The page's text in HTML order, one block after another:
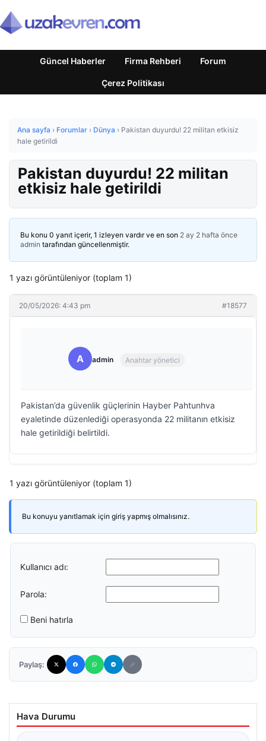
Güncel Haberler Firma Rehberi Forum
Çerez Politikası
Ana sayfa › Forumlar › Dünya › Pakistan duyurdu! 22 militan etkisiz
hale getirildi
Pakistan duyurdu! 22 militan
etkisiz hale getirildi
Bu konu 0 yanıt içerir, 1 izleyen vardır ve en son 2 ay 2 hafta önce
admin tarafından güncellenmiştir.
1 yazı görüntüleniyor (toplam 1)
20/05/2026: 4:43 pm #18577
A admin Anahtar yönetici
Pakistan’da güvenlik güçlerinin Hayber Pahtunhva
eyaletinde düzenlediği operasyonda 22 militanın etkisiz
hale getirildiği belirtildi.
1 yazı görüntüleniyor (toplam 1)
Bu konuyu yanıtlamak için giriş yapmış olmalısınız.
Kullanıcı adı:
Parola:
Beni hatırla
Paylaş:
Hava Durumu